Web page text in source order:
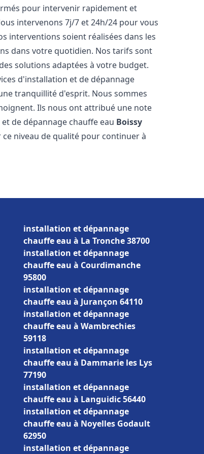
pour intervenir rapidement et
intervenons 7j/7 et 24h/24 pour vous
interventions soient réalisées dans les
dans votre quotidien. Nos tarifs sont
solutions adaptées à votre budget.
d'installation et de dépannage
tranquillité d'esprit. Nous sommes
Ils nous ont attribué une note
de dépannage chauffe eau Boissy
niveau de qualité pour continuer à
installation et dépannage
chauffe eau à La Tronche 38700
installation et dépannage
chauffe eau à Courdimanche
95800
installation et dépannage
chauffe eau à Jurançon 64110
installation et dépannage
chauffe eau à Wambrechies
59118
installation et dépannage
chauffe eau à Dammarie les Lys
77190
installation et dépannage
chauffe eau à Languidic 56440
installation et dépannage
chauffe eau à Noyelles Godault
62950
installation et dépannage